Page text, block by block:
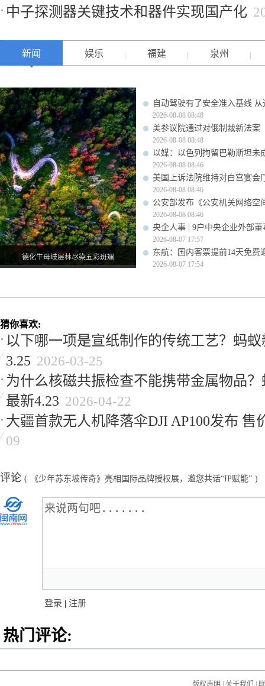
中子探测器关键技术和器件实现国产化
新闻 娱乐 福建 泉州
德化牛母岐层林尽染五彩斑斓
自动驾驶有了安全准入基线
2026-08-08 08:48
美参议院通过对俄制裁新法案
2026-08-08 08:48
以媒：以色列拘留巴勒斯坦未
2026-08-08 08:46
美国上诉法院维持对白宫宴会
2026-08-08 08:46
公安部发布《公安机关网络空
2026-08-08 08:46
央企人事 | 9户中央企业外部
2026-08-07 17:57
东航：国内客票提前14天免费
2026-08-07 17:54
猜你喜欢:
以下哪一项是宣纸制作的传统工艺？蚂
3.25 2026-03-25
为什么核磁共振检查不能携带金属物品
最新4.23 2026-04-22
大疆首款无人机降落伞DJI AP100发布 售
09
评论 ( 《少年苏东坡传奇》亮相国际品牌授权展，邀您共话“IP赋能” )
登录 | 注册
热门评论:
版权声明 | 关于我们 |